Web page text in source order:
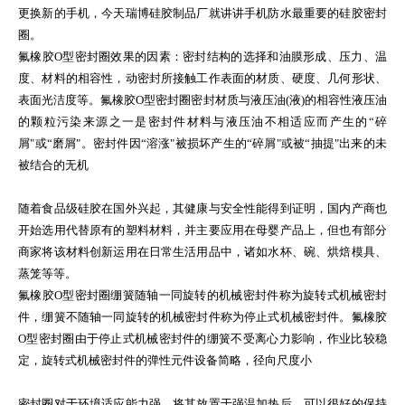
更换新的手机，今天瑞博硅胶制品厂就讲讲手机防水最重要的硅胶密封
圈。
氟橡胶O型密封圈效果的因素：密封结构的选择和油膜形成、压力、温
度、材料的相容性，动密封所接触工作表面的材质、硬度、几何形状、
表面光洁度等。氟橡胶O型密封圈密封材质与液压油(液)的相容性液压油
的颗粒污染来源之一是密封件材料与液压油不相适应而产生的“碎
屑"或“磨屑"。密封件因“溶涨"被损坏产生的“碎屑"或被“抽提"出来的未
被结合的无机
随着食品级硅胶在国外兴起，其健康与安全性能得到证明，国内产商也
开始选用代替原有的塑料材料，并主要应用在母婴产品上，但也有部分
商家将该材料创新运用在日常生活用品中，诸如水杯、碗、烘焙模具、
蒸笼等等。
氟橡胶O型密封圈绷簧随轴一同旋转的机械密封件称为旋转式机械密封
件，绷簧不随轴一同旋转的机械密封件称为停止式机械密封件。氟橡胶
O型密封圈由于停止式机械密封件的绷簧不受离心力影响，作业比较稳
定，旋转式机械密封件的弹性元件设备简略，径向尺度小